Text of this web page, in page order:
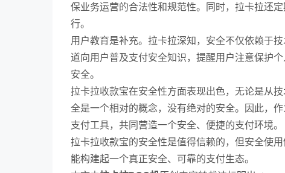
保业务运营的合法性和规范性。同时，拉卡拉还
行。
用户教育是补充。拉卡拉深知，安全不仅依赖于
道向用户普及支付安全知识，提醒用户注意保护
安全。
拉卡拉收款宝在安全性方面表现出色，无论是从
全是一个相对的概念，没有绝对的安全。因此，
支付工具，共同营造一个安全、便捷的支付环境。
拉卡拉收款宝的安全性是值得信赖的，但安全使
能构建起一个真正安全、可靠的支付生态。